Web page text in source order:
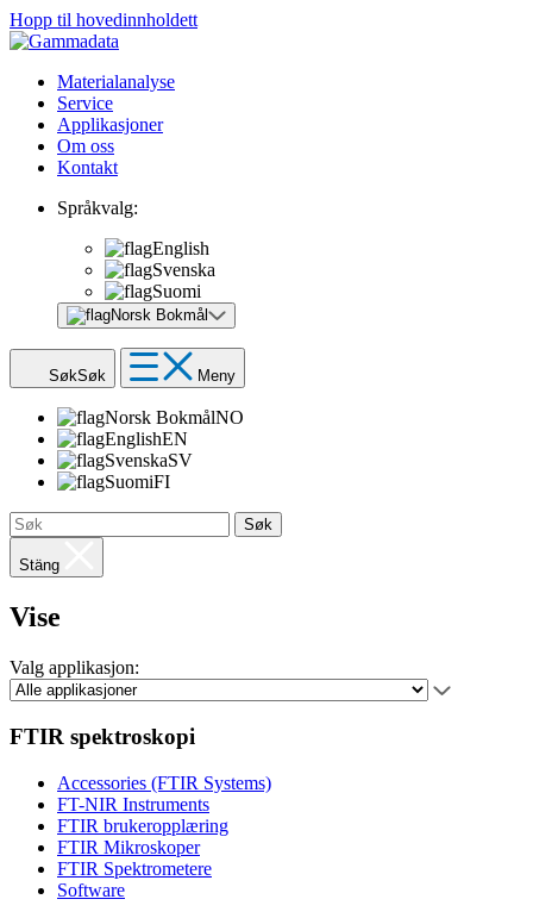
Hopp til hovedinnholdett
Materialanalyse
Service
Applikasjoner
Om oss
Kontakt
Språkvalg:
English
Svenska
Suomi
Norsk Bokmål
SøkSøk Meny
Norsk BokmålNO
EnglishEN
SvenskaSV
SuomiFI
Søk
Stäng
Vise
Valg applikasjon:
FTIR spektroskopi
Accessories (FTIR Systems)
FT-NIR Instruments
FTIR brukeropplæring
FTIR Mikroskoper
FTIR Spektrometere
Software